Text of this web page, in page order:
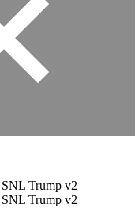
Trump v2
Trump v2